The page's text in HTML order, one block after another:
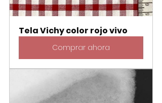
Tela Vichy color rojo vivo
Comprar ahora